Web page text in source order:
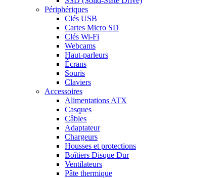
Périphériques
Clés USB
Cartes Micro SD
Clés Wi-Fi
Webcams
Haut-parleurs
Écrans
Souris
Claviers
Accessoires
Alimentations ATX
Casques
Câbles
Adaptateur
Chargeurs
Housses et protections
Boîtiers Disque Dur
Ventilateurs
Pâte thermique